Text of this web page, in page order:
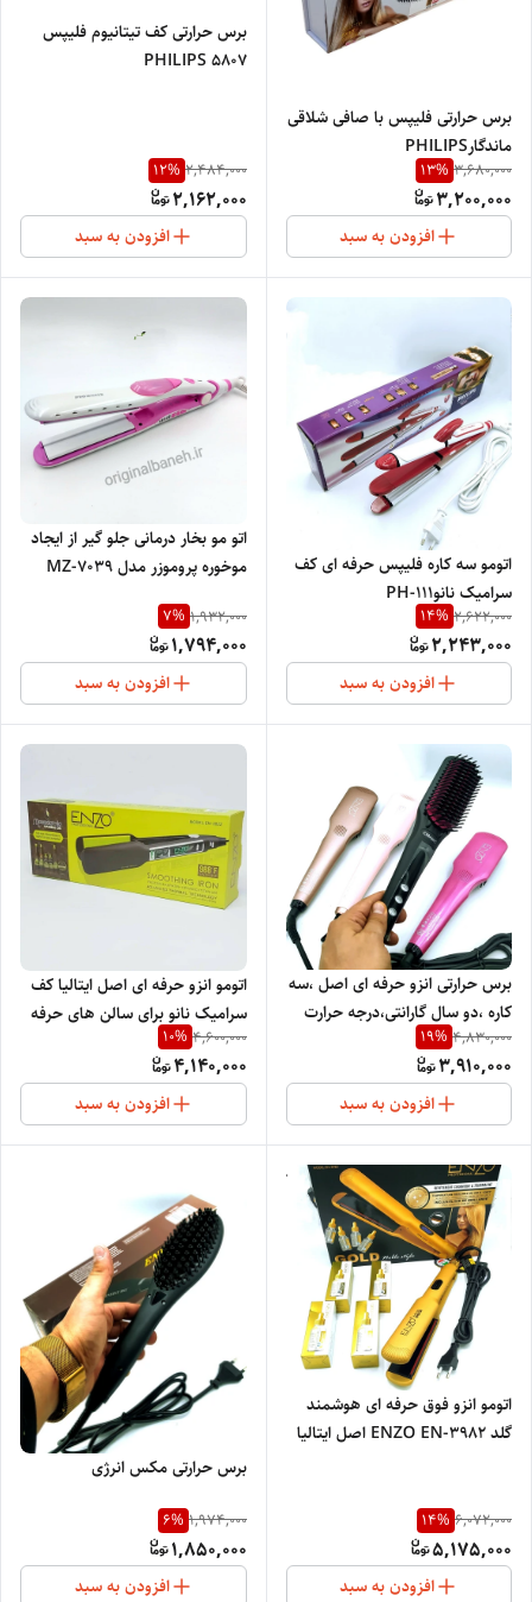
برس حرارتی فلیپس با صافی شلاقی
ماندگارPHILIPS
PROFESSIONAL
3,680,000
13%
3,200,000
افزودن به سبد
برس حرارتی کف تیتانیوم فلیپس
PHILIPS 5807
2,484,000
12%
2,162,000
افزودن به سبد
اتومو سه کاره فلیپس حرفه ای کف
سرامیک نانوPH-111
2,622,000
14%
2,243,000
افزودن به سبد
اتو مو بخار درمانی جلو گیر از ایجاد
موخوره پروموزر مدل MZ-7039
1,932,000
7%
1,794,000
افزودن به سبد
برس حرارتی انزو حرفه ای اصل ،سه
کاره ،دو سال گارانتی،درجه حرارت
985،سالنی و شخصی EN-4101
4,830,000
19%
3,910,000
افزودن به سبد
اتومو انزو حرفه ای اصل ایتالیا کف
سرامیک نانو برای سالن های حرفه
ای و کراتین قابل استفاده
4,600,000
10%
4,140,000
افزودن به سبد
اتومو انزو فوق حرفه ای هوشمند
گلد ENZO EN-3982 اصل ایتالیا
ژله ای
6,072,000
14%
5,175,000
افزودن به سبد
برس حرارتی مکس انرژی
1,974,000
6%
1,850,000
افزودن به سبد